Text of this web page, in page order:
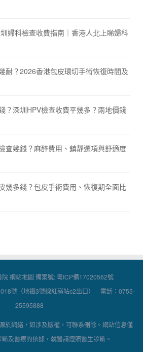
圳婦科檢查收費指南｜香港人北上睇婦科
耐？2026香港包皮環切手術恢復時間及
？深圳HPV檢查收費平幾多？兩地價錢
查幾錢？麻醉費用、鎮靜選項與舒適度
幾多錢？包皮手術費用、恢復期全面比
院網站地圖 備案號:粵ICP備17020562號
號（地鐵3號線紅嶺站c2出口） 電話：0755-
25595888
於網絡，如涉及版權，可聯系刪除。網站信息僅
及醫療的依據，就醫請遵照醫生診斷。